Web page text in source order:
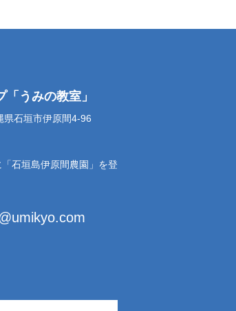
うみの教室」
石垣市伊原間4-96
石垣島伊原間農園」を登